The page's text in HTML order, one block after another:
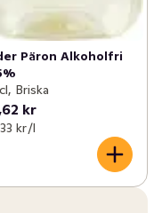
Päron Alkoholfri
Briska
kr
kr /l